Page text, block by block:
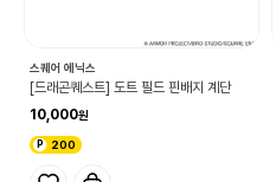
스퀘어 에닉스
[드래곤퀘스트] 도트 필드 핀배지 계단
10,000
200